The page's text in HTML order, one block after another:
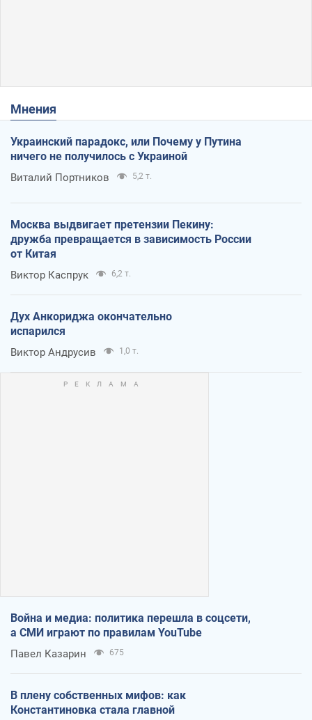
Мнения
Украинский парадокс, или Почему у Путина
ничего не получилось с Украиной
Виталий Портников 5,2 т.
Москва выдвигает претензии Пекину:
дружба превращается в зависимость России
от Китая
Виктор Каспрук 6,2 т.
Дух Анкориджа окончательно
испарился
Виктор Андрусив 1,0 т.
Война и медиа: политика перешла в соцсети,
а СМИ играют по правилам YouTube
Павел Казарин 675
В плену собственных мифов: как
Константиновка стала главной